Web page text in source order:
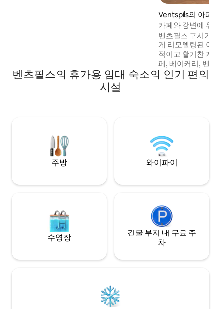
Ventspils의 아파트
카페와 강변에 위
벤츠필스 구시가
게 리모델링된 아
적이고 활기찬 지역입니다.
페, 베이커리, 벤타
관, 스파, 수영장,
2~4분 거리입니다.
벤츠필스의 휴가용 임대 숙소의 인기 편의
시설
주방 와이파이
수영장
건물 부지 내 무료 주
차